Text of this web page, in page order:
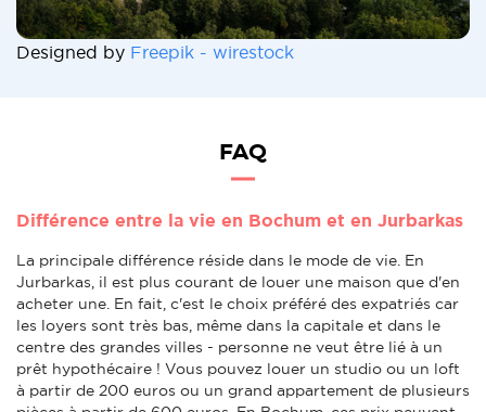
Designed by Freepik - wirestock
FAQ
Différence entre la vie en Bochum et en Jurbarkas
La principale différence réside dans le mode de vie. En
Jurbarkas, il est plus courant de louer une maison que d'en
acheter une. En fait, c'est le choix préféré des expatriés car
les loyers sont très bas, même dans la capitale et dans le
centre des grandes villes - personne ne veut être lié à un
prêt hypothécaire ! Vous pouvez louer un studio ou un loft
à partir de 200 euros ou un grand appartement de plusieurs